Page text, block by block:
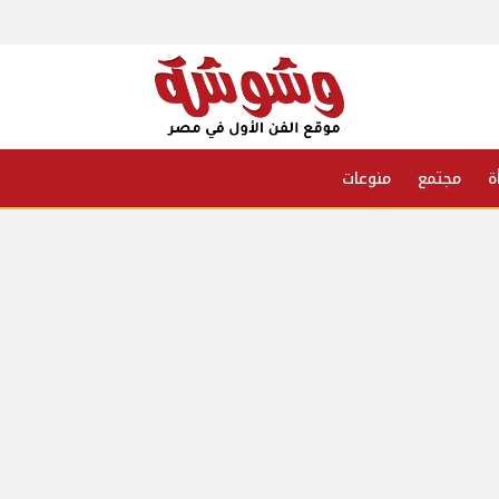
مجتمع منوعات